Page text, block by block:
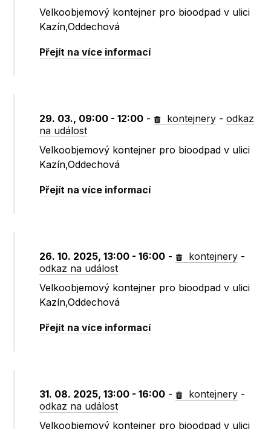
Velkoobjemový kontejner pro bioodpad v ulici
Kazín,Oddechová
Přejít na více informací
29. 03., 09:00 - 12:00 - kontejnery -odkaz
na událost
Velkoobjemový kontejner pro bioodpad v ulici
Kazín,Oddechová
Přejít na více informací
26. 10. 2025, 13:00 - 16:00 - kontejnery -
odkaz na událost
Velkoobjemový kontejner pro bioodpad v ulici
Kazín,Oddechová
Přejít na více informací
31. 08. 2025, 13:00 - 16:00 - kontejnery -
odkaz na událost
Velkoobjemový kontejner pro bioodpad v ulici